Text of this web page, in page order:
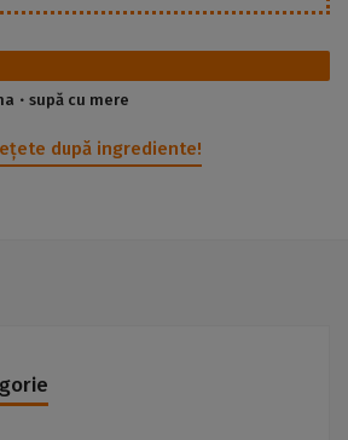
supă cu mere
după ingrediente!